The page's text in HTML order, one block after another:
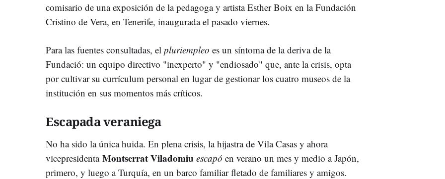
comisario de una exposición de la pedagoga y artista Esther Boix en la Fundación
Cristino de Vera, en Tenerife, inaugurada el pasado viernes.
Para las fuentes consultadas, el pluriempleo es un síntoma de la deriva de la
Fundació: un equipo directivo "inexperto" y "endiosado" que, ante la crisis, opta
por cultivar su currículum personal en lugar de gestionar los cuatro museos de la
institución en sus momentos más críticos.
Escapada veraniega
No ha sido la única huida. En plena crisis, la hijastra de Vila Casas y ahora
vicepresidenta Montserrat Viladomiu escapó en verano un mes y medio a Japón,
primero, y luego a Turquía, en un barco familiar fletado de familiares y amigos.